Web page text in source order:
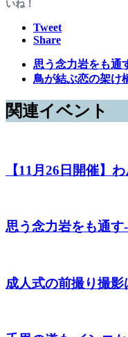
いね！
Tweet
Share
思う念力岩をも通
鳥が結ぶ恋の架け
関連イベント
【11月26日開催】
思う念力岩をも通す
成人式の前撮り撮